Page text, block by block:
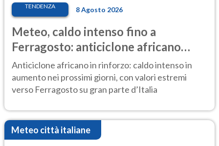
TENDENZA 8 Agosto 2026
Meteo, caldo intenso fino a
Ferragosto: anticiclone africano
ancora protagonista
Anticiclone africano in rinforzo: caldo intenso in
aumento nei prossimi giorni, con valori estremi
verso Ferragosto su gran parte d’Italia
Meteo città italiane